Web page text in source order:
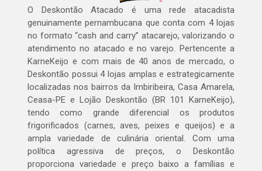
O Deskontão Atacado é uma rede atacadista
genuinamente pernambucana que conta com 4 lojas
no formato “cash and carry” atacarejo, valorizando o
atendimento no atacado e no varejo. Pertencente a
KarneKeijo e com mais de 40 anos de mercado, o
Deskontão possui 4 lojas amplas e estrategicamente
localizadas nos bairros da Imbiribeira, Casa Amarela,
Ceasa-PE e Lojão Deskontão (BR 101 KarneKeijo),
tendo como grande diferencial os produtos
frigorificados (carnes, aves, peixes e queijos) e a
ampla variedade de culinária oriental. Com uma
política agressiva de preços, o Deskontão
proporciona variedade e preço baixo a famílias e